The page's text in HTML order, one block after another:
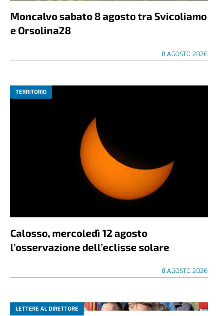
Moncalvo sabato 8 agosto tra Svicoliamo
e Orsolina28
8 AGOSTO 2026
TERRITORIO
Calosso, mercoledì 12 agosto
l’osservazione dell’eclisse solare
8 AGOSTO 2026
LETTERE AL DIRETTORE